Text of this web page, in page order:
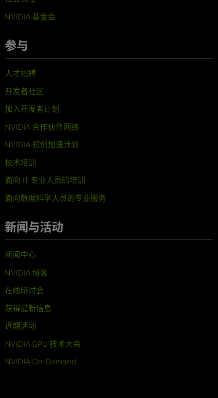
NVIDIA 基金会
参与
人才招聘
开发者社区
加入开发者计划
NVIDIA 合作伙伴网络
NVIDIA 初创加速计划
技术培训
面向 IT 专业人员的培训
面向数据科学人员的专业服务
新闻与活动
新闻中心
NVIDIA 博客
在线研讨会
获得最新信息
近期活动
NVIDIA GPU 技术大会
NVIDIA On-Demand